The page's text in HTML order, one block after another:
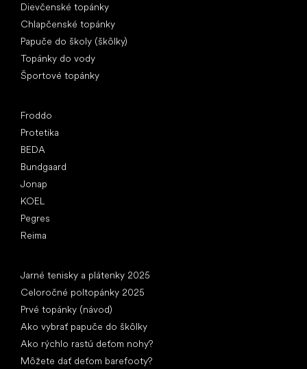
Dievčenské topánky
Chlapčenské topánky
Papuče do školy (škôlky)
Topánky do vody
Športové topánky
Froddo
Protetika
BEDA
Bundgaard
Jonap
KOEL
Pegres
Reima
Jarné tenisky a plátenky 2025
Celoročné poltopánky 2025
Prvé topánky (návod)
Ako vybrať papuče do škôlky
Ako rýchlo rastú deťom nohy?
Môžete dať deťom barefooty?